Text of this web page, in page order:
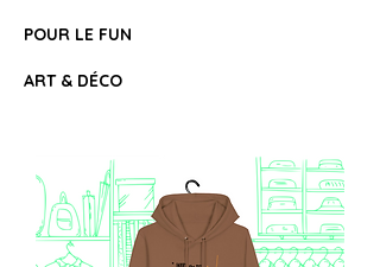
POUR LE FUN
ART & DÉCO